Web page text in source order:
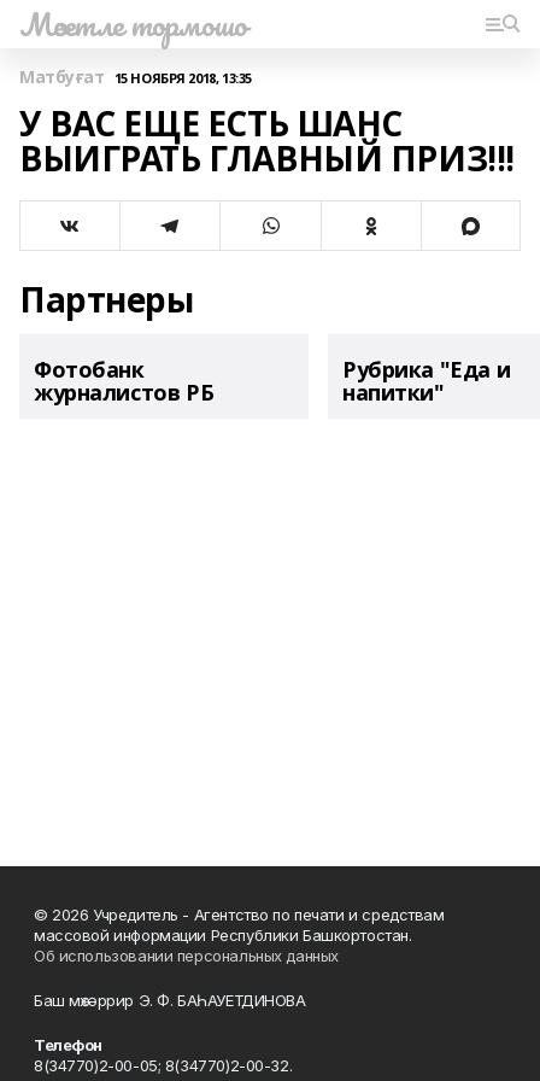
Мәсетле тормошо
Матбуғат 15 НОЯБРЯ 2018, 13:35
У ВАС ЕЩЕ ЕСТЬ ШАНС
ВЫИГРАТЬ ГЛАВНЫЙ ПРИЗ!!!
Партнеры
Фотобанк
журналистов РБ
Рубрика "Еда и
напитки"
© 2026 Учредитель - Агентство по печати и средствам
массовой информации Республики Башкортостан.
Об использовании персональных данных
Баш мөхәррир Э. Ф. БАҺАУЕТДИНОВА
Телефон
8(34770)2-00-05; 8(34770)2-00-32.